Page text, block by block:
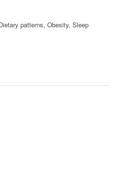
patterns, Obesity, Sleep